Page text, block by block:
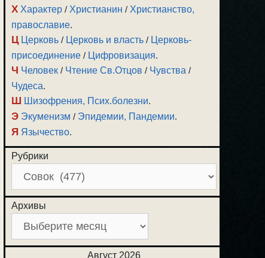
Х Характер / Христианин / Христианство,
православие.
Ц Церковь / Церковь и власть / Церковь-
присоединение / Цифровизация.
Ч Человек / Чтение Св.Отцов / Чувства /
Чудеса.
Ш Шизофрения, Псих.болезни.
Э Экуменизм / Эпидемии, Пандемии.
Я Язычество.
Рубрики
Архивы
Август 2026